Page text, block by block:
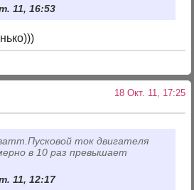
11, 16:53
18 Окт. 11, 17:25
ток двигателя
в 10 раз превышает
11, 12:17